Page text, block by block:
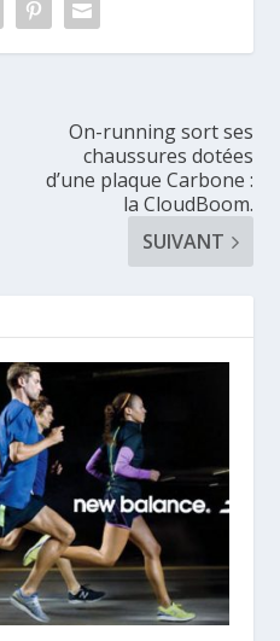
On-running sort ses
chaussures dotées
d’une plaque Carbone :
la CloudBoom.
SUIVANT